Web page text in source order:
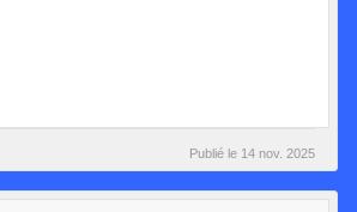
Publié le 14 nov. 2025